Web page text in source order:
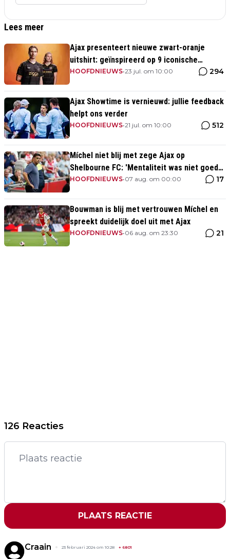
Lees meer
Ajax presenteert nieuwe zwart-oranje
uitshirt: geïnspireerd op 9 iconische
momenten uit clubhistorie
HOOFDNIEUWS•23 jul. om 10:00 294
Ajax Showtime is vernieuwd: jullie feedback
helpt ons verder
HOOFDNIEUWS•21 jul. om 10:00 512
Míchel niet blij met zege Ajax op
Shelbourne FC: 'Mentaliteit was niet goed
genoeg in de slotfase'
HOOFDNIEUWS•07 aug. om 00:00 17
Bouwman is blij met vertrouwen Míchel en
spreekt duidelijk doel uit met Ajax
HOOFDNIEUWS•06 aug. om 23:30 21
126 Reacties
PLAATS REACTIE
Craain 23 februari 2024 om 10:28 + 6801